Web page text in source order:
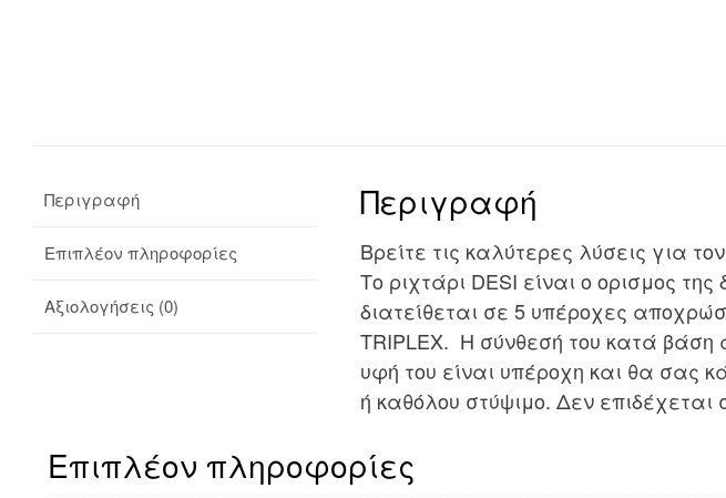
Περιγραφή
Επιπλέον πληροφορίες
Αξιολογήσεις (0)
Περιγραφή
Βρείτε τις καλύτερες λύσεις για
Το ριχτάρι DESI είναι ο ορισμος
διατείθεται σε 5 υπέροχες
TRIPLEX. Η σύνθεσή του κατά βάση
υφή του είναι υπέροχη και θα σας
ή καθόλου στύψιμο. Δεν επιδέχεται
Επιπλέον πληροφορίες